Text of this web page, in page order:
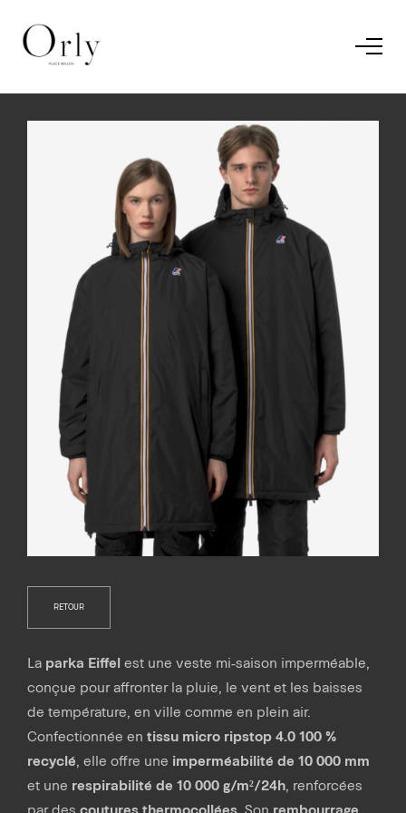
Le vestiaire /
Restaurant
RETOUR
La parka Eiffel est une veste mi-saison imperméable,
conçue pour affronter la pluie, le vent et les baisses
de température, en ville comme en plein air.
Confectionnée en tissu micro ripstop 4.0 100 %
recyclé , elle offre une imperméabilité de 10 000 mm
et une respirabilité de 10 000 g/m²/24h , renforcées
par des coutures thermocollées . Son rembourrage
En savoir plus. J'ai compris.